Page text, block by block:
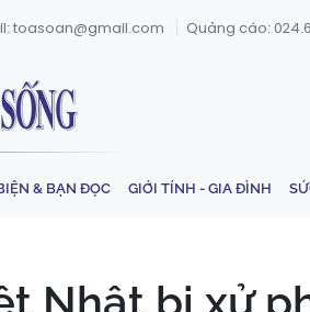
toasoan@gmail.com Quảng cáo:
& BẠN ĐỌC GIỚI TÍNH - GIA ĐÌNH
Nhật bị xử